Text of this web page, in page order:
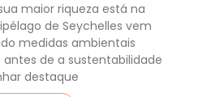
maior riqueza está na
de Seychelles vem
medidas ambientais
de a sustentabilidade
destaque